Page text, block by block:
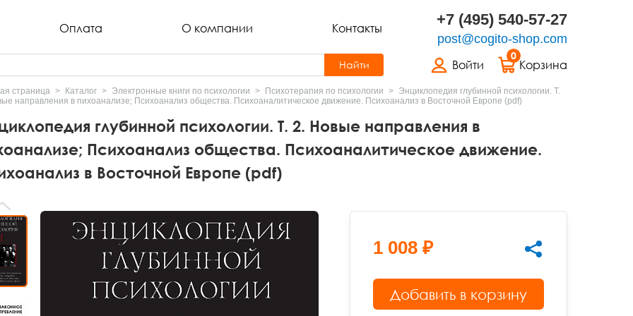
Оплата О компании Контакты +7 (495) 540-57-27
post@cogito-shop.com
Войти
0
Корзина
Найти
страница Каталог Электронные книги по психологии Психотерапия по психологии
Энциклопедия глубинной психологии. Т.
направления в пихоанализе; Психоанализ общества. Психоаналитическое движение. Психоанализ в Восточной Европе (pdf)
глубинной психологии. Т. 2. Новые направления в
Психоанализ общества. Психоаналитическое движение.
в Восточной Европе (pdf)
1 008 ₽
Добавить в корзину